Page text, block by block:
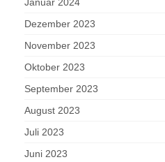
Januar 2024
Dezember 2023
November 2023
Oktober 2023
September 2023
August 2023
Juli 2023
Juni 2023